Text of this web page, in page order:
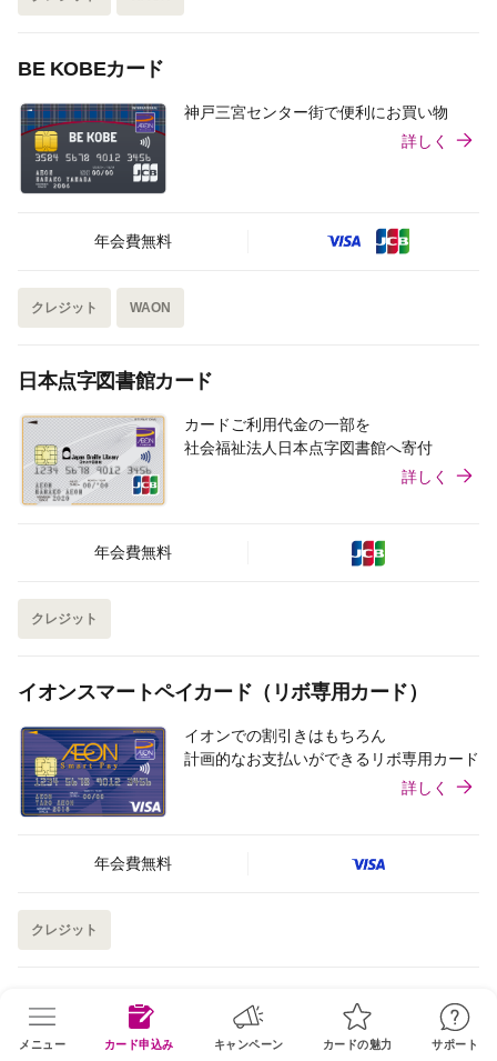
BE KOBEカード
神戸三宮センター街で便利にお買い物
詳しく
年会費無料
クレジット WAON
日本点字図書館カード
カードご利用代金の一部を
社会福祉法人日本点字図書館へ寄付
詳しく
年会費無料
クレジット
イオンスマートペイカード（リボ専用カード）
イオンでの割引きはもちろん
計画的なお支払いができるリボ専用カード
詳しく
年会費無料
クレジット
イオンサンデーカード
イオンでの割引きに加え
メニュー カード申込み キャンペーン カードの魅力 サポート